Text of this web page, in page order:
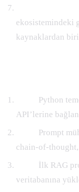
ekosistemindeki
kaynaklardan biri.
Python
API’lerine
Prompt
chain-of-
İlk RAG
veritabanına